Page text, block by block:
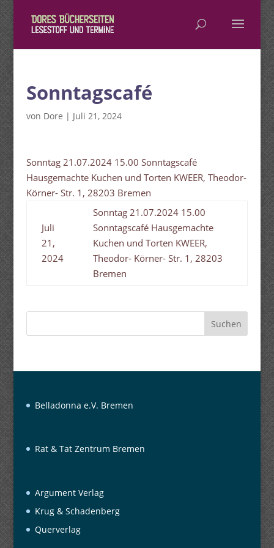
Sonntagscafé
von Dore | Juli 21, 2024
Sonntag 21.07.2024 15.00 Sonntagscafé
Hausgemachte Kuchen und Torten KWEER, Theodor-
Körner- Str. 1, 28203 Bremen
Juli
21,
2024
Sonntag 21.07.2024 15.00
Sonntagscafé Hausgemachte
Kuchen und Torten KWEER,
Theodor- Körner- Str. 1, 28203
Bremen
Suchen
Belladonna e.V. Bremen
Rat & Tat Zentrum Bremen
Argument Verlag
Krug & Schadenberg
Querverlag